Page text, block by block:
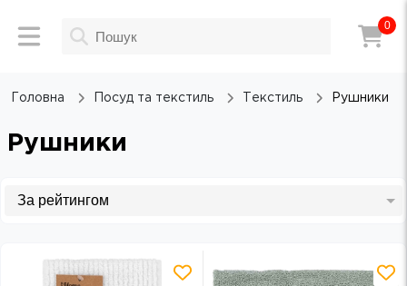
0
Головна Посуд та текстиль Текстиль Рушники
Рушники